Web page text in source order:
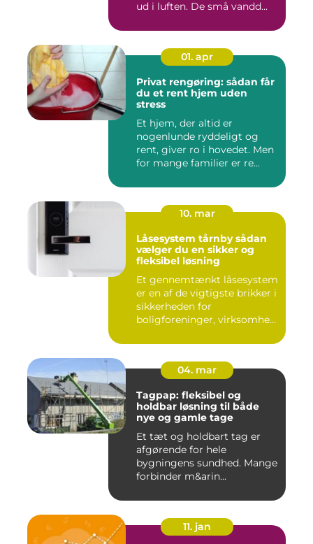
ud i luften. De små vandd...
01. apr
Privat rengøring: sådan får
du et rent hjem uden
stress
Et hjem, der altid er
nogenlunde ryddeligt og
rent, giver ro i hovedet. Men
for mange familier er re...
10. mar
Låsesystem tårnby sådan
vælger du en sikker og
fleksibel løsning
Et gennemtænkt låsesystem
er en af de vigtigste brikker i
sikkerheden for
boligforeninger, virksomhe...
04. mar
Tagpap: fleksibel og
holdbar løsning til både
nye og gamle tage
Et tæt og holdbart tag er
afgørende for hele
bygningens sundhed. Mange
forbinder m&arin...
11. jan